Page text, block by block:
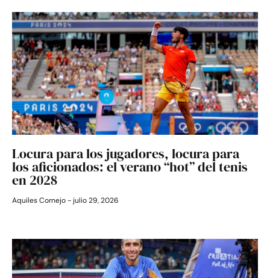
Locura para los jugadores, locura para
los aficionados: el verano “hot” del tenis
en 2028
Aquiles Cornejo julio 29, 2026